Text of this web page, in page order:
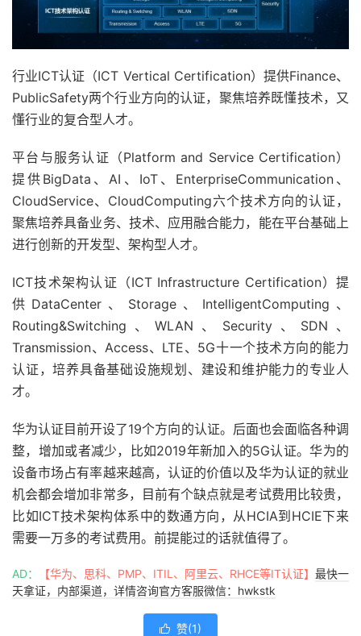
行业ICT认证（ICT Vertical Certification）提供Finance、
PublicSafety两个行业方向的认证，聚焦培养既懂技术，又
懂行业的复合型人才。
平台与服务认证（Platform and Service Certification）
提供BigData、AI、IoT、EnterpriseCommunication、
CloudService、CloudComputing六个技术方向的认证，
聚焦培养具备业务、技术、应用融合能力，能在平台基础上
进行创新的开发型、架构型人才。
ICT技术架构认证（ICT Infrastructure Certification）提
供DataCenter、Storage、IntelligentComputing、
Routing&Switching、WLAN、Security、SDN、
Transmission、Access、LTE、5G十一个技术方向的能力
认证，培养具备基础设施规划、建设和维护能力的专业人
才。
华为认证目前开设了19个方向的认证。后面也会面临各种调
整，增加或者减少，比如2019年新加入的5G认证。华为的
设备市场占有率越来越高，认证的价值以及华为认证的就业
机会都会增加非常多，目前有个缺点就是考试费用比较贵，
比如ICT技术架构体系中的数通方向，从HCIA到HCIE下来
需要一万多的考试费用。前提能过的话就值得了。
AD： 【华为、思科、PMP、ITIL、阿里云、RHCE等IT认证】 最快一
天拿证，内部渠道，详情咨询官方客服微信：hwkstk
 赞(1)